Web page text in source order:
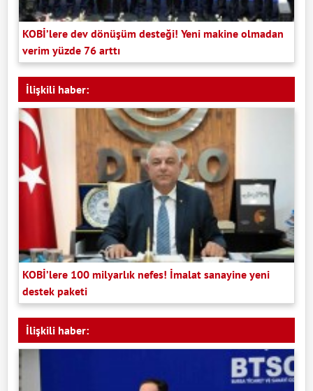
KOBİ’lere dev dönüşüm desteği! Yeni makine olmadan
verim yüzde 76 arttı
İlişkili haber:
KOBİ’lere 100 milyarlık nefes! İmalat sanayine yeni
destek paketi
İlişkili haber: